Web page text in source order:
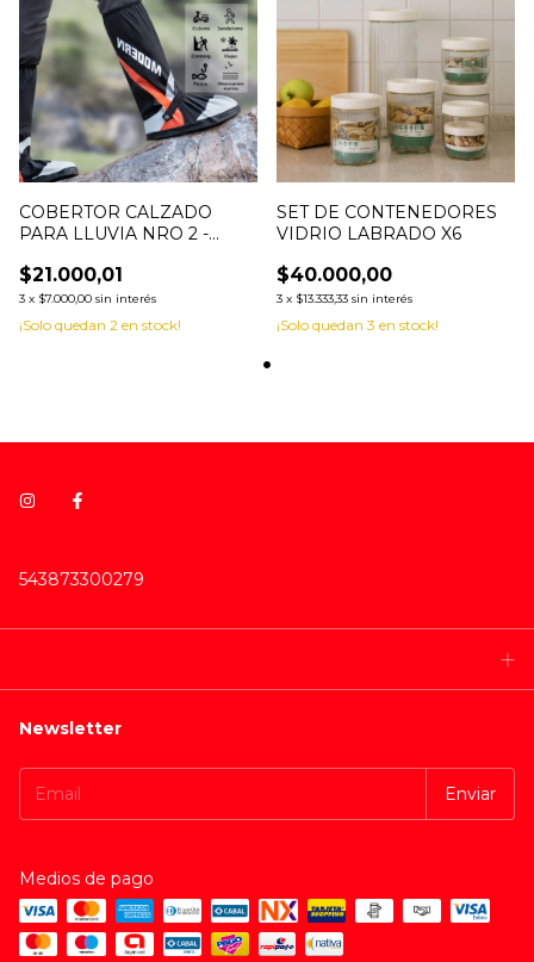
COBERTOR CALZADO
PARA LLUVIA NRO 2 -
$21.000,01
3 x $7.000,00 sin interés
¡Solo quedan 2 en stock!
SET DE CONTENEDORES
VIDRIO LABRADO X6
$40.000,00
3 x $13.333,33 sin interés
¡Solo quedan 3 en stock!
543873300279
Newsletter
Medios de pago